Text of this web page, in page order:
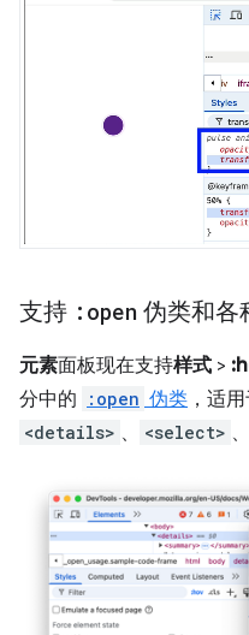
支持 :open 伪类和各
元素面板现在支持样式 >
分中的
:open 伪类 ，适
<details> 、 <select> 、